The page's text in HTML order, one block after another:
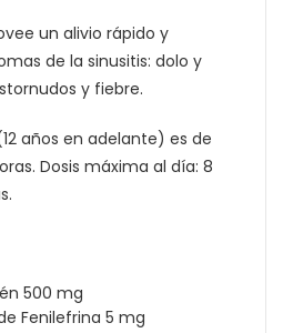
un alivio rápido y
de la sinusitis: dolo y
y fiebre.
años en adelante) es de
Dosis máxima al día: 8
500 mg
Fenilefrina 5 mg